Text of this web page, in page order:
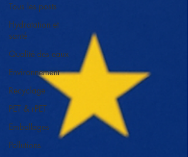
Tous les posts
Hydratation et
santé
Qualité des eaux
Environnement
Recyclage
PET & rPET
Emballages
Pollutions